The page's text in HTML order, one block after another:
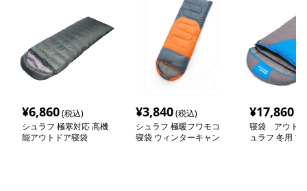
¥6,860(税込)
シュラフ 極寒対応 高機
能アウトドア寝袋
¥3,840(税込)
シュラフ 極暖フワモコ
寝袋 ウィンターキャン
¥17,860
寝袋 アウト
ュラフ 冬用 プ